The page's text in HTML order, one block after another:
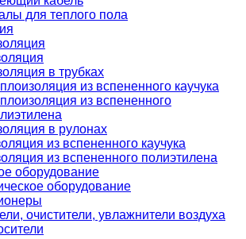
для теплого пола
в трубках
из вспененного каучука
из вспененного
в рулонах
из вспененного каучука
из вспененного полиэтилена
оборудование
оборудование
очистители, увлажнители воздуха